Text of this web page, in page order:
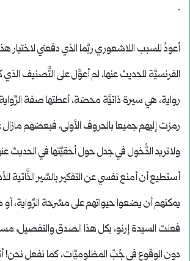
.
أعودُ للسبب اللاشعوري ربَّما الذي دفعني لاختيار هذه
الفرنسيَّة للحديث عنها، لم أعوِّل على التَّصنيف الذي
رواية، هي سيرة ذاتيَّة محضة، أعطتها صفة
رمزت إليهم جميعا بالحروف الأولى، فبعضهم مازال
ولاتريد الدُّخول في جدل حول أحقيَّتها في الحديث
أستطيع أن أمنع نفسي عن التفكير بالسِّير الذَّاتية
يمكنهم أن يضعوا حيواتهم على مشرحة الرِّواية، أو
فعلت السيدة إرنو، بكل هذا الصدق والتفصيل،
دون الوقوع في جُبِّ المظلوميَّات، كما نفعل نحن!